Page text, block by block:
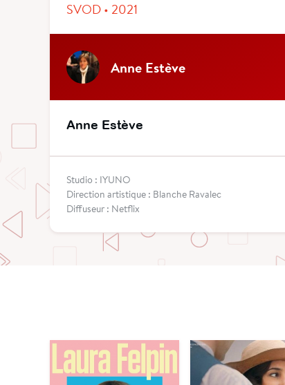
SVOD • 2021
Anne Estève
Anne Estève
Studio : IYUNO
Direction artistique : Blanche Ravalec
Diffuseur : Netflix